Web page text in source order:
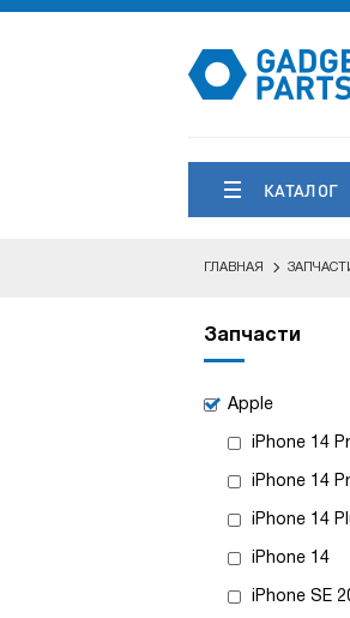
КАТАЛОГ
ГЛАВНАЯ
Запчасти
Apple
iPhone 14
iPhone 14
iPhone 14
iPhone 14
iPhone SE